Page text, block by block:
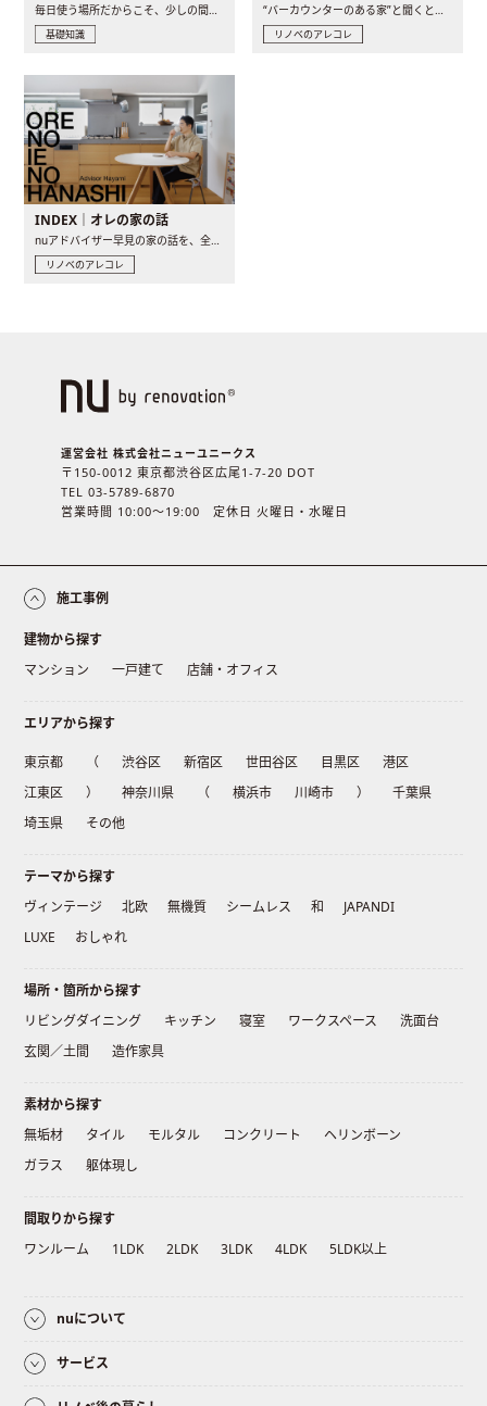
毎日使う場所だからこそ、少しの間取りの工夫や素材の選び方で..
基礎知識
“バーカウンターのある家”と聞くと、少し特別な、大人のための..
リノベのアレコレ
INDEX｜オレの家の話
nuアドバイザー早見の家の話を、全4話でお届け。リノベーションを..
リノベのアレコレ
運営会社 株式会社ニューユニークス
〒150-0012 東京都渋谷区広尾1-7-20 DOT
TEL 03-5789-6870
営業時間 10:00〜19:00 定休日 火曜日・水曜日
施工事例
建物から探す
マンション
一戸建て 店舗・オフィス
エリアから探す
東京都 （ 渋谷区 新宿区 世田谷区 目黒区
港区
江東区
） 神奈川県 （ 横浜市 川崎市 ）
千葉県
埼玉県
その他
テーマから探す
ヴィンテージ
北欧 無機質 シームレス 和
JAPANDI
LUXE
おしゃれ
場所・箇所から探す
リビングダイニング
キッチン 寝室 ワークスペース
洗面台
玄関／土間
造作家具
素材から探す
無垢材
タイル モルタル コンクリート
ヘリンボーン
ガラス
躯体現し
間取りから探す
ワンルーム
1LDK 2LDK 3LDK 4LDK 5LDK以上
nuについて
サービス